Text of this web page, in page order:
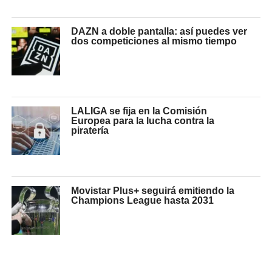
DAZN a doble pantalla: así puedes ver
dos competiciones al mismo tiempo
LALIGA se fija en la Comisión
Europea para la lucha contra la
piratería
Movistar Plus+ seguirá emitiendo la
Champions League hasta 2031